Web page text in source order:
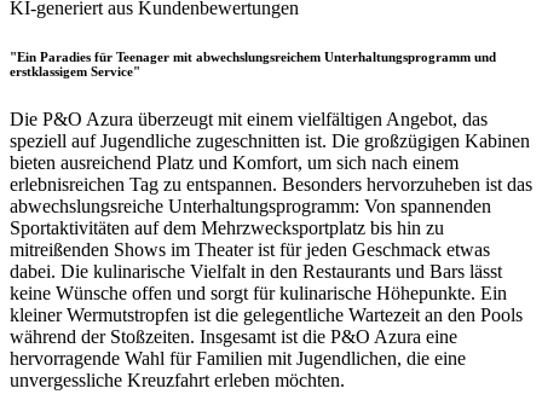
KI-generiert aus Kundenbewertungen
"Ein Paradies für Teenager mit abwechslungsreichem Unterhaltungsprogramm und
erstklassigem Service"
Die P&O Azura überzeugt mit einem vielfältigen Angebot, das
speziell auf Jugendliche zugeschnitten ist. Die großzügigen Kabinen
bieten ausreichend Platz und Komfort, um sich nach einem
erlebnisreichen Tag zu entspannen. Besonders hervorzuheben ist das
abwechslungsreiche Unterhaltungsprogramm: Von spannenden
Sportaktivitäten auf dem Mehrzwecksportplatz bis hin zu
mitreißenden Shows im Theater ist für jeden Geschmack etwas
dabei. Die kulinarische Vielfalt in den Restaurants und Bars lässt
keine Wünsche offen und sorgt für kulinarische Höhepunkte. Ein
kleiner Wermutstropfen ist die gelegentliche Wartezeit an den Pools
während der Stoßzeiten. Insgesamt ist die P&O Azura eine
hervorragende Wahl für Familien mit Jugendlichen, die eine
unvergessliche Kreuzfahrt erleben möchten.